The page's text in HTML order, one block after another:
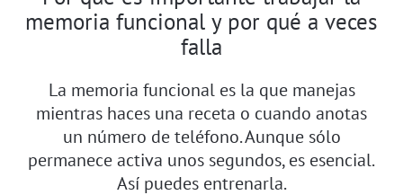
memoria funcional y por qué a veces
falla
La memoria funcional es la que manejas
mientras haces una receta o cuando anotas
un número de teléfono. Aunque sólo
permanece activa unos segundos, es esencial.
Así puedes entrenarla.